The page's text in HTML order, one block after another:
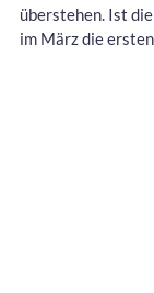
überstehen. Ist
im März die